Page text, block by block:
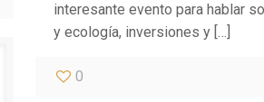
interesante evento para hablar
y ecología, inversiones y[…]
0